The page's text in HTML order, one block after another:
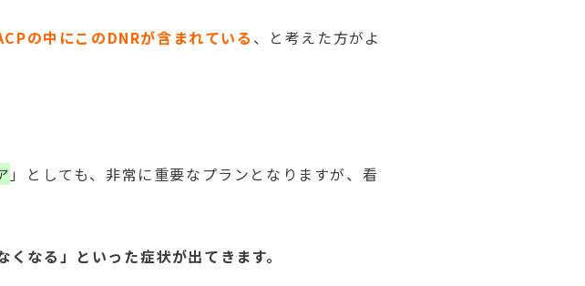
の中にこのDNRが含まれている 、と考えた方がよ
」としても、非常に重要なプランとなりますが、看
なる」といった症状が出てきます。